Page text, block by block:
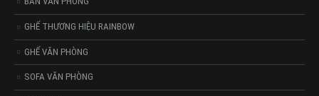
GHẾ THƯƠNG HIỆU RAINBOW
GHẾ VĂN PHÒNG
SOFA VĂN PHÒNG